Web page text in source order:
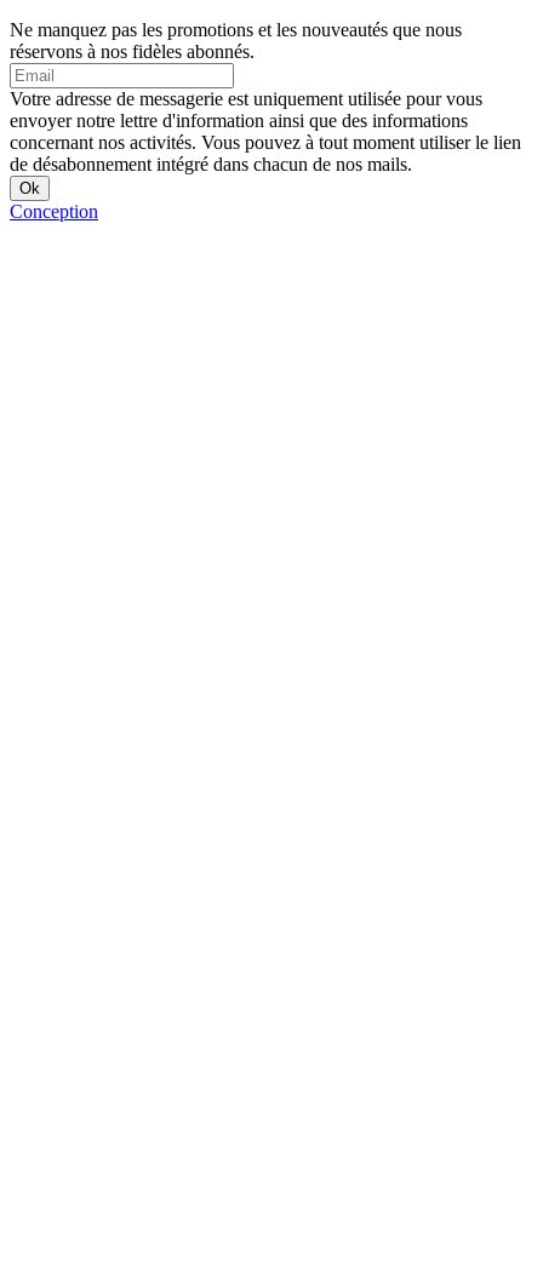
Ne manquez pas les promotions et les nouveautés que nous
réservons à nos fidèles abonnés.
Votre adresse de messagerie est uniquement utilisée pour vous
envoyer notre lettre d'information ainsi que des informations
concernant nos activités. Vous pouvez à tout moment utiliser le lien
de désabonnement intégré dans chacun de nos mails.
Conception